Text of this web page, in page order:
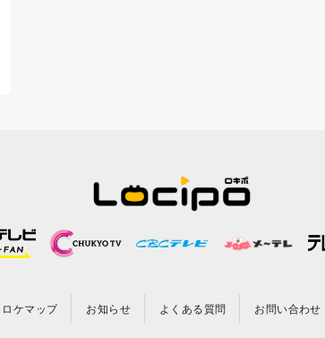
ロケマップ お知らせ よくある質問 お問い合わせ